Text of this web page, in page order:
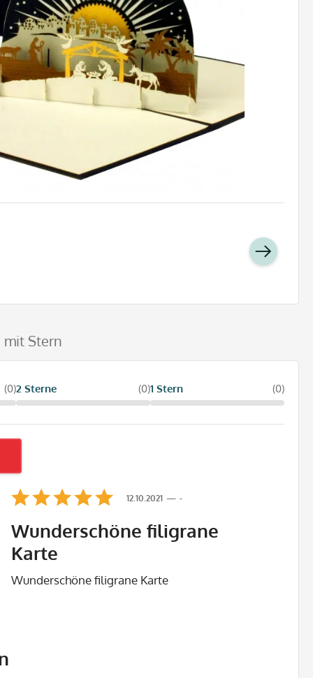
mit Stern
(0)2 Sterne (0)1 Stern (0)
-
12.10.2021
Wunderschöne filigrane
Karte
Wunderschöne filigrane Karte